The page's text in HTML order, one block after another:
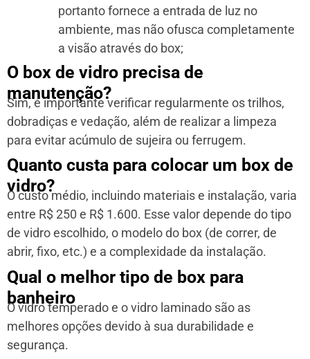
portanto fornece a entrada de luz no
ambiente, mas não ofusca completamente
a visão através do box;
O box de vidro precisa de
manutenção?
Sim, é importante verificar regularmente os trilhos,
dobradiças e vedação, além de realizar a limpeza
para evitar acúmulo de sujeira ou ferrugem.
Quanto custa para colocar um box de
vidro?
O custo médio, incluindo materiais e instalação, varia
entre R$ 250 e R$ 1.600. Esse valor depende do tipo
de vidro escolhido, o modelo do box (de correr, de
abrir, fixo, etc.) e a complexidade da instalação.
Qual o melhor tipo de box para
banheiro
O vidro temperado e o vidro laminado são as
melhores opções devido à sua durabilidade e
segurança.